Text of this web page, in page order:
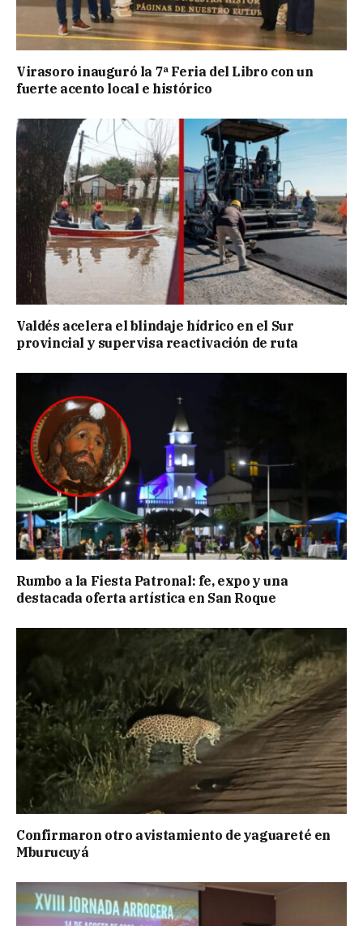
Virasoro inauguró la 7ª Feria del Libro con un
fuerte acento local e histórico
Valdés acelera el blindaje hídrico en el Sur
provincial y supervisa reactivación de ruta
Rumbo a la Fiesta Patronal: fe, expo y una
destacada oferta artística en San Roque
Confirmaron otro avistamiento de yaguareté en
Mburucuyá